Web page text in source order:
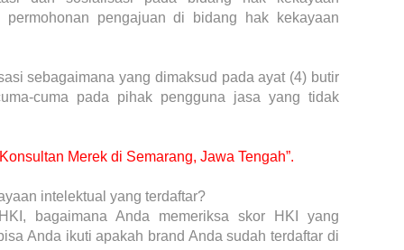
pengajuan di bidang hak kekayaan
sebagaimana yang dimaksud pada ayat (4) butir
cuma pada pihak pengguna jasa yang tidak
Merek di Semarang, Jawa Tengah”.
intelektual yang terdaftar?
bagaimana Anda memeriksa skor HKI yang
Anda ikuti apakah brand Anda sudah terdaftar di